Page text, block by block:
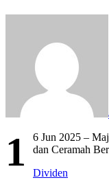
1
6 Jun 2025 –
dan Ceramah
Dividen